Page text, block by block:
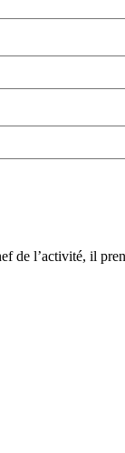
de l’activité, il